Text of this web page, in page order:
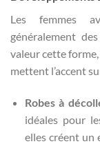
Les femmes
généralement
valeur cette
mettent l’accent
Robes à
idéales pour
elles créent un